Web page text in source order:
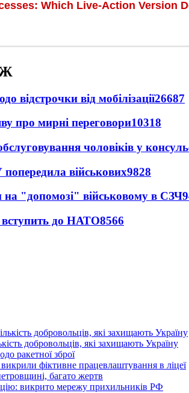
відстрочки від мобілізації26687
про мирні переговори10318
чоловіків у
військових9828
"допомозі" військовому в СЗЧ
до НАТО8566
добровольців, які захищають Україну
ракетної зброї
фіктивне працевлаштування в ліцеї
багато жертв
викрито мережу прихильників РФ